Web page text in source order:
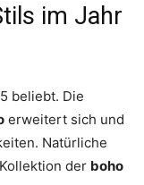
im Jahr
beliebt. Die
erweitert sich und
Natürliche
der boho